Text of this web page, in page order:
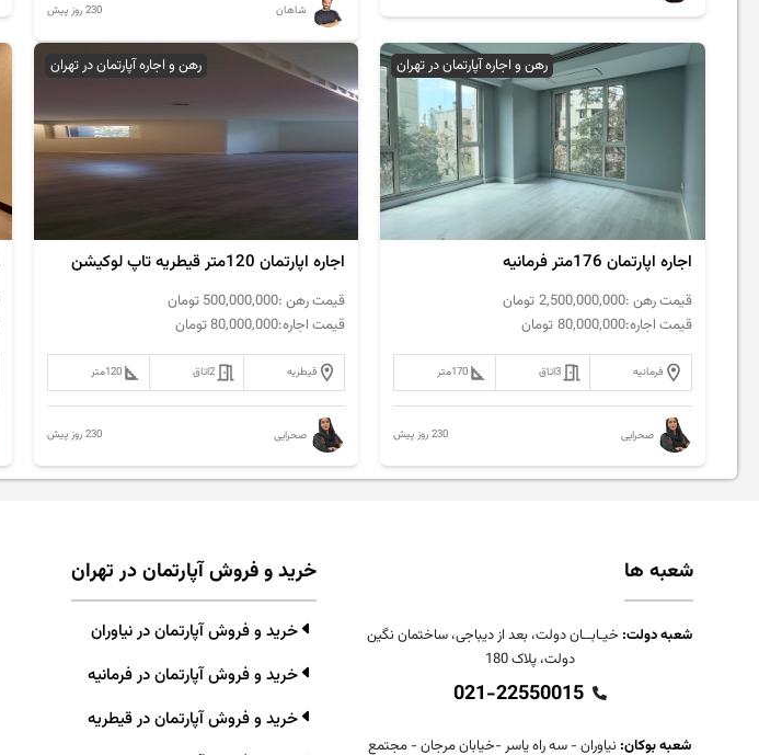
شاهان 230 روز پیش
رهن و اجاره آپارتمان در تهران
اجاره اپارتمان 176متر فرمانیه
قیمت رهن :2,500,000,000 تومان
قیمت اجاره:80,000,000 تومان
فرمانیه 3اتاق 170متر
صحرایی 230 روز پیش
رهن و اجاره آپارتمان در تهران
اجاره اپارتمان 120متر قیطریه تاپ لوکیشن
قیمت رهن :500,000,000 تومان
قیمت اجاره:80,000,000تومان
قیطریه 2اتاق 120متر
صحرایی 230 روز پیش
شعبه ها
شعبه دولت: خیـابــان دولت، بعد از دیباجی، ساختمان نگین
دولت، پلاک 180
021-22550015
شعبه بوکان: نیاوران - سه راه یاسر -خیابان مرجان - مجتمع
خرید و فروش آپارتمان در تهران
خرید و فروش آپارتمان در نیاوران
خرید و فروش آپارتمان در فرمانیه
خرید و فروش آپارتمان در قیطریه